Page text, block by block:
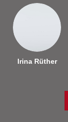
Irina Rüther